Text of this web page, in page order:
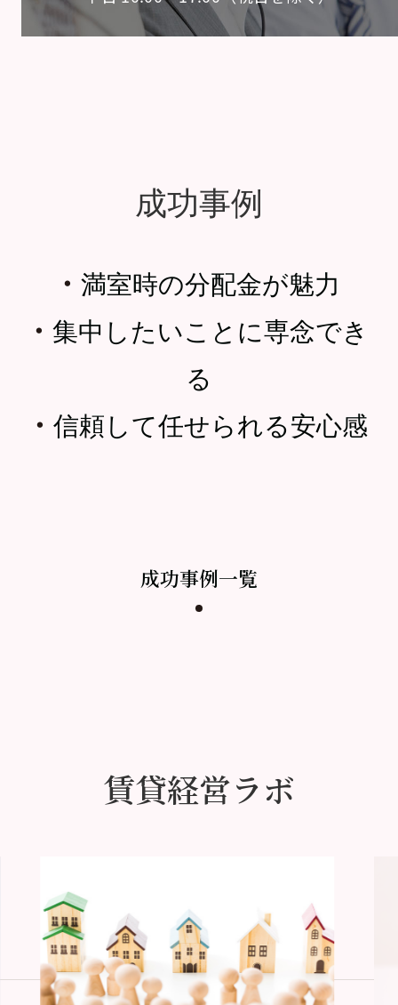
成功事例
・ 満室時の分配金が魅力
・ 集中したいことに専念でき
る
・ 信頼して任せられる安心感
成功事例一覧
賃貸経営ラボ